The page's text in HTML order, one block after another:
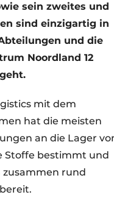
sein zweites und
sind einzigartig in
und die
Noordland 12
mit dem
hat die meisten
an die Lager
Stoffe bestimmt und
zusammen rund